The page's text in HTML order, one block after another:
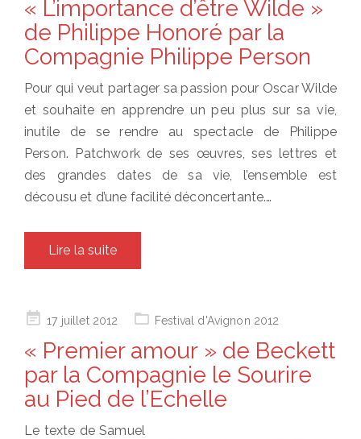
« L’importance d’être Wilde »
de Philippe Honoré par la
Compagnie Philippe Person
Pour qui veut partager sa passion pour Oscar Wilde
et souhaite en apprendre un peu plus sur sa vie,
inutile de se rendre au spectacle de Philippe
Person. Patchwork de ses œuvres, ses lettres et
des grandes dates de sa vie, l’ensemble est
décousu et d’une facilité déconcertante.…
Lire la suite
Posted17 juillet 2012 Festival d'Avignon 2012
« Premier amour » de Beckett
par la Compagnie le Sourire
au Pied de l’Echelle
Le texte de Samuel